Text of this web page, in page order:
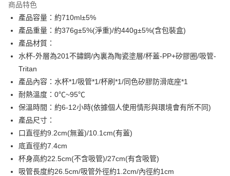
合作金庫商業銀行
華南商業銀行
上海商業儲蓄銀行
台北富邦商業銀行
國泰世華商業銀行
臺灣中小企業銀行
台中商業銀行
元大商業銀行
永豐商業銀行
玉山商業銀行
台新國際商業銀行
中國信託商業銀行
台灣樂天信用卡公司
6 期 0 利率 每期
華南商業銀行
彰化商業銀行
上海商業儲蓄銀行
國泰世華商業銀行
兆豐國際商業銀行
臺灣中小企業銀行
匯豐（台灣）商業銀行
華泰商業銀行
聯邦商業銀行
元大商業銀行
玉山商業銀行
星展（台灣）商業銀行
台新國際商業銀行
台灣樂天信用卡公司
12 期 0 利率 每期
合作金庫商業銀行
上海商業儲蓄銀行
台北富邦商業銀行
國泰世華商業銀行
臺灣中小企業銀行
台中商業銀行
匯豐（台灣）商業銀行
聯邦商業銀行
遠東國際商業銀行
元大商業銀行
玉山商業銀行
台新國際商業銀行
中國信託商業銀行
台灣樂天信用卡公司
24 期 0 利率 每期
合作金庫商業銀行
第一商業銀行
華南商業銀行
兆豐國際商業銀行
臺灣中小企業銀行
台中商業銀行
華泰商業銀行
聯邦商業銀行
遠東國際商業銀行
永豐商業銀行
玉山商業銀行
星展（台灣）商業銀行
中國信託商業銀行
超商取貨付款
LINE Pay
Apple Pay
悠遊付
全盈+PAY
商品特色
產品容量：約710ml±5%
產品重量：約376g±5%(淨重)/約440g±5%(含包裝盒)
產品材質：
水杯-外層為201不鏽鋼/內裏為陶瓷塗層/杯蓋-PP+矽膠圈/吸管-
Tritan
產品內容：水杯*1/吸管*1/杯刷*1/同色矽膠防滑底座*1
耐熱溫度：0℃~95℃
保溫時間：約6-12小時(依據個人使用情形與環境會有所不同)
產品尺寸：
口直徑約9.2cm(無蓋)/10.1cm(有蓋)
底直徑約7.4cm
杯身高約22.5cm(不含吸管)/27cm(有含吸管)
吸管長度約26.5cm/吸管外徑約1.2cm/內徑約1cm